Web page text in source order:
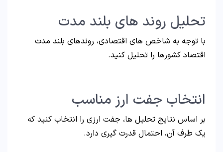
تحلیل روند های بلند مدت
با توجه به شاخص های اقتصادی، روندهای بلند مدت
اقتصاد کشورها را تحلیل کنید.
انتخاب جفت ارز مناسب
بر اساس نتایج تحلیل ها، جفت ارزی را انتخاب کنید که
یک طرف آن، احتمال قدرت گیری دارد.